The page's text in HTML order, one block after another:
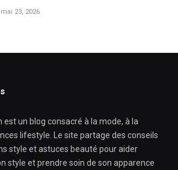
mai 23, 2026
est un blog consacré à la mode, à la
lifestyle. Le site partage des conseils
style et astuces beauté pour aider
style et prendre soin de son apparence